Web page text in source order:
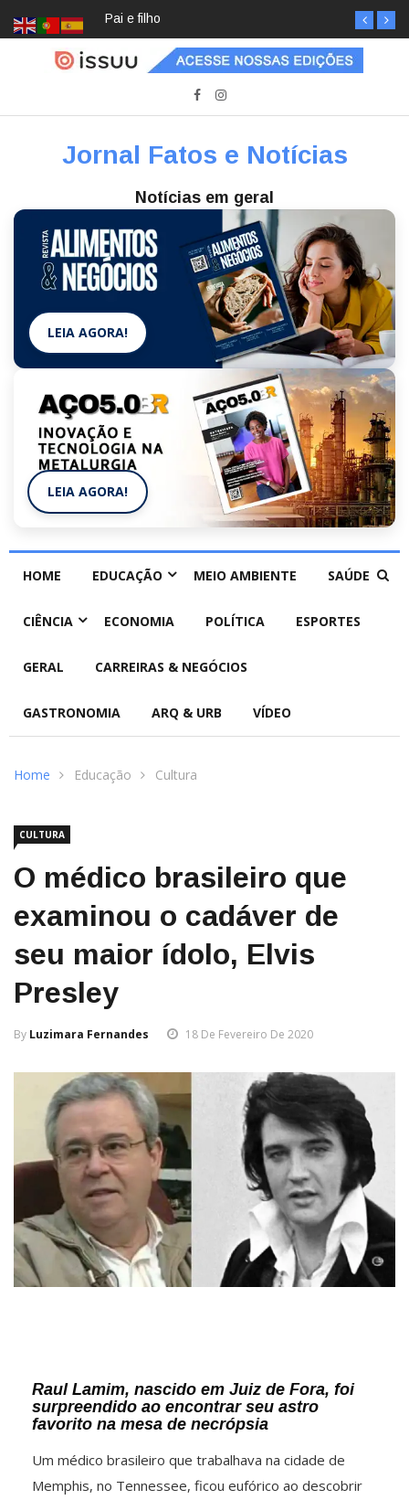
Pai e filho
Jornal Fatos e Notícias
Notícias em geral
LEIA AGORA!
LEIA AGORA!
HOME EDUCAÇÃO MEIO AMBIENTE SAÚDE
CIÊNCIA ECONOMIA POLÍTICA ESPORTES
GERAL CARREIRAS & NEGÓCIOS
GASTRONOMIA ARQ & URB VÍDEO
Home Educação Cultura
CULTURA
O médico brasileiro que
examinou o cadáver de
seu maior ídolo, Elvis
Presley
By Luzimara Fernandes 18 De Fevereiro De 2020
Raul Lamim, nascido em Juiz de Fora, foi
surpreendido ao encontrar seu astro
favorito na mesa de necrópsia
Um médico brasileiro que trabalhava na cidade de
Memphis, no Tennessee, ficou eufórico ao descobrir